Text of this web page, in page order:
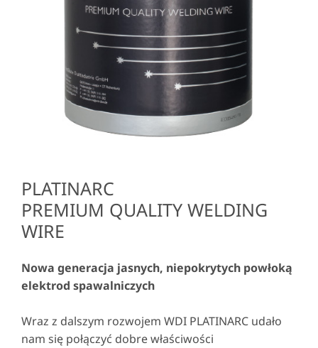
PLATINARC
PREMIUM QUALITY WELDING
WIRE
Nowa generacja jasnych, niepokrytych powłoką
elektrod spawalniczych
Wraz z dalszym rozwojem WDI PLATINARC udało
nam się połączyć dobre właściwości